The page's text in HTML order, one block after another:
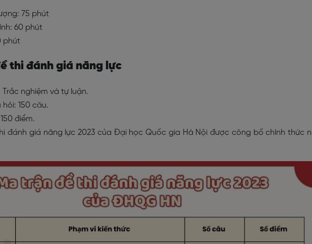
75 phút
60 phút
phút
thi đánh giá năng lực
Trắc nghiệm và tự luận.
150 câu.
điểm.
đánh giá năng lực 2023 của Đại học Quốc gia Hà Nội được công bố chính thức